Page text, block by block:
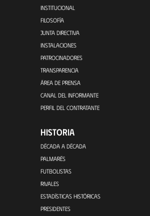
INSTITUCIONAL
FILOSOFÍA
JUNTA DIRECTIVA
INSTALACIONES
PATROCINADORES
TRANSPARENCIA
ÁREA DE PRENSA
CANAL DEL INFORMANTE
PERFIL DEL CONTRATANTE
HISTORIA
DÉCADA A DÉCADA
PALMARÉS
FUTBOLISTAS
RIVALES
ESTADÍSTICAS HISTÓRICAS
PRESIDENTES